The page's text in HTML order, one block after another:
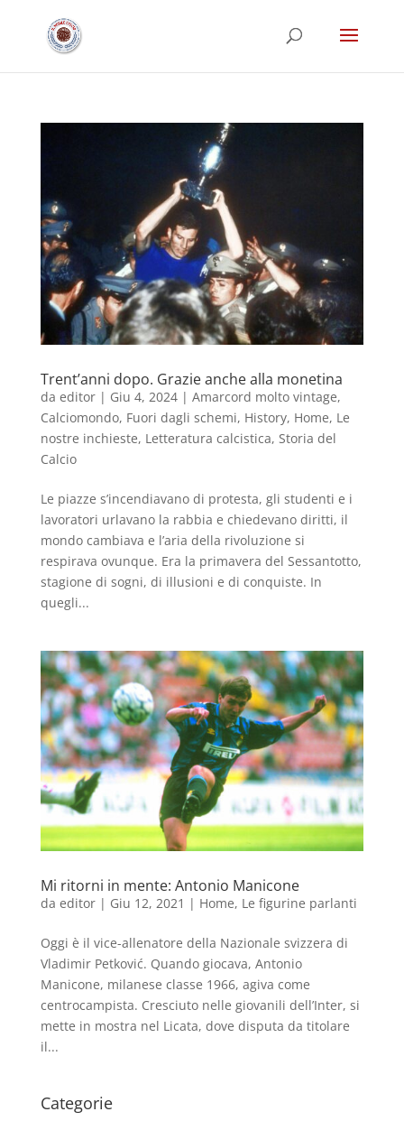
Trent’anni dopo. Grazie anche alla monetina
da editor| Giu 4, 2024| Amarcord molto vintage,
Calciomondo, Fuori dagli schemi, History, Home, Le
nostre inchieste, Letteratura calcistica, Storia del
Calcio
Le piazze s’incendiavano di protesta, gli studenti e i
lavoratori urlavano la rabbia e chiedevano diritti, il
mondo cambiava e l’aria della rivoluzione si
respirava ovunque. Era la primavera del Sessantotto,
stagione di sogni, di illusioni e di conquiste. In
quegli...
Mi ritorni in mente: Antonio Manicone
da editor| Giu 12, 2021 | Home, Le figurine parlanti
Oggi è il vice-allenatore della Nazionale svizzera di
Vladimir Petković. Quando giocava, Antonio
Manicone, milanese classe 1966, agiva come
centrocampista. Cresciuto nelle giovanili dell’Inter, si
mette in mostra nel Licata, dove disputa da titolare
il...
Categorie